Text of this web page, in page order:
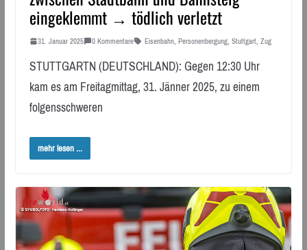
eingeklemmt → tödlich verletzt
31. Januar 2025 0 Kommentare Eisenbahn, Personenbergung, Stuttgart, Zug
STUTTGARTN (DEUTSCHLAND): Gegen 12:30 Uhr
kam es am Freitagmittag, 31. Jänner 2025, zu einem
folgensschweren
mehr lesen ...